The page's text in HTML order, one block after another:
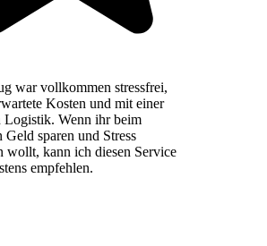
war vollkommen stressfrei,
Kosten und mit einer
Logistik. Wenn ihr beim
Geld sparen und Stress
wollt, kann ich diesen Service
empfehlen.